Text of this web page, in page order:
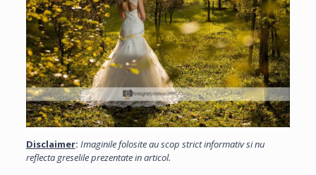
Disclaimer: Imaginile folosite au scop strict informativ si nu
reflecta greselile prezentate in articol.